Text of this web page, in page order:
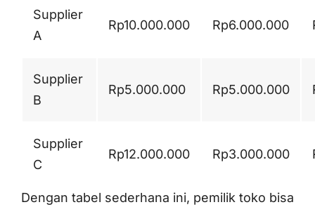
Supplier
A
Rp10.000.000 Rp6.000.000
Supplier
B
Rp5.000.000 Rp5.000.000
Supplier
C
Rp12.000.000 Rp3.000.000
Dengan tabel sederhana ini, pemilik toko bisa